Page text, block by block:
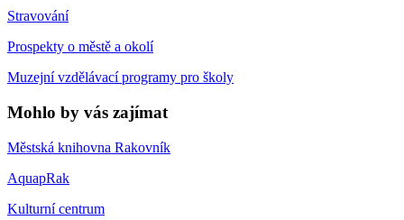
Stravování
Prospekty o městě a okolí
Muzejní vzdělávací programy pro školy
Mohlo by vás zajímat
Městská knihovna Rakovník
AquapRak
Kulturní centrum